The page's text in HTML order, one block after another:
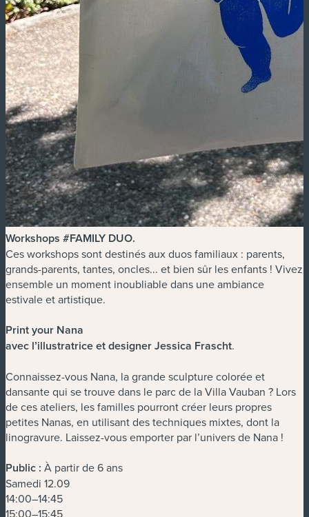
Workshops #FAMILY DUO.
Ces workshops sont destinés aux duos familiaux : parents,
grands-parents, tantes, oncles... et bien sûr les enfants ! Vivez
ensemble un moment inoubliable dans une ambiance
estivale et artistique.
Print your Nana
avec l’illustratrice et designer Jessica Frascht.
Connaissez-vous Nana, la grande sculpture colorée et
dansante qui se trouve dans le parc de la Villa Vauban ? Lors
de ces ateliers, les familles pourront créer leurs propres
petites Nanas, en utilisant des techniques mixtes, dont la
linogravure. Laissez-vous emporter par l’univers de Nana !
Public : À partir de 6 ans
Samedi 12.09
14:00–14:45
15:00–15:45